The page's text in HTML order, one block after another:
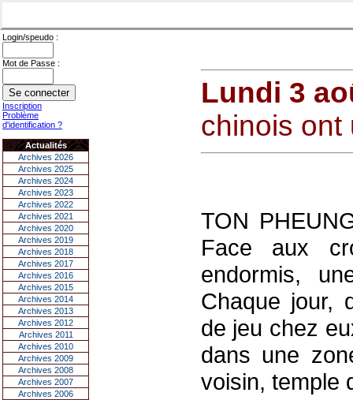
Login/speudo :
Mot de Passe :
Inscription
Problème
d'identification ?
Actualités
Archives 2026
Archives 2025
Archives 2024
Archives 2023
Archives 2022
Archives 2021
Archives 2020
Archives 2019
Archives 2018
Archives 2017
Archives 2016
Archives 2015
Archives 2014
Archives 2013
Archives 2012
Archives 2011
Archives 2010
Archives 2009
Archives 2008
Archives 2007
Archives 2006
Lundi 3
chinois ont
TON
Face aux
endormis,
Chaque jour,
de jeu chez
dans une
voisin, temple